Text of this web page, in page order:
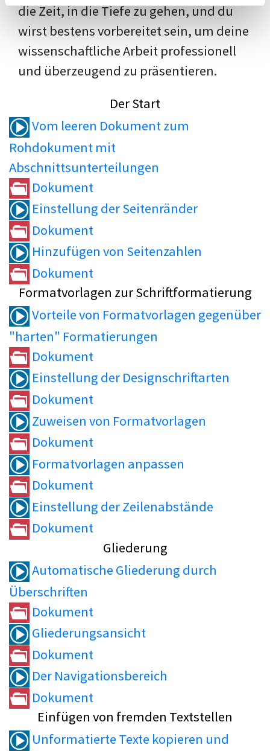
die Zeit, in die Tiefe zu gehen, und du
wirst bestens vorbereitet sein, um deine
wissenschaftliche Arbeit professionell
und überzeugend zu präsentieren.
Der Start
Vom leeren Dokument zum
Rohdokument mit
Abschnittsunterteilungen
Dokument
Einstellung der Seitenränder
Dokument
Hinzufügen von Seitenzahlen
Dokument
Formatvorlagen zur Schriftformatierung
Vorteile von Formatvorlagen gegenüber
"harten" Formatierungen
Dokument
Einstellung der Designschriftarten
Dokument
Zuweisen von Formatvorlagen
Dokument
Formatvorlagen anpassen
Dokument
Einstellung der Zeilenabstände
Dokument
Gliederung
Automatische Gliederung durch
Überschriften
Dokument
Gliederungsansicht
Dokument
Der Navigationsbereich
Dokument
Einfügen von fremden Textstellen
Unformatierte Texte kopieren und